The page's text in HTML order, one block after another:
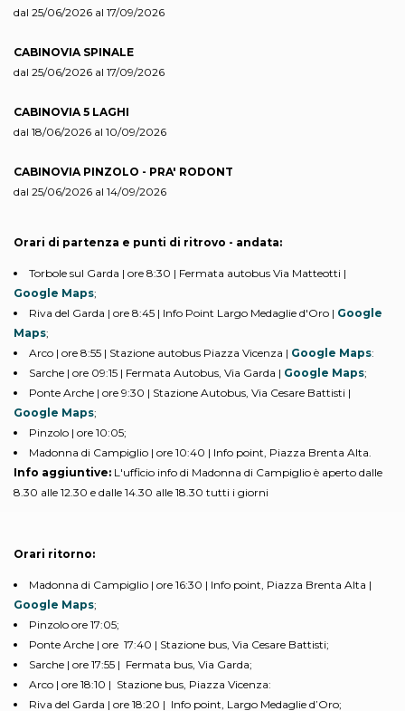
dal 25/06/2026 al 17/09/2026
CABINOVIA SPINALE
dal 25/06/2026 al 17/09/2026
CABINOVIA 5 LAGHI
dal 18/06/2026 al 10/09/2026
CABINOVIA PINZOLO - PRA' RODONT
dal 25/06/2026 al 14/09/2026
Orari di partenza e punti di ritrovo - andata:
Torbole sul Garda | ore 8:30 | Fermata autobus Via Matteotti |
Google Maps;
Riva del Garda | ore 8:45 | Info Point Largo Medaglie d'Oro | Google
Maps;
Arco | ore 8:55 | Stazione autobus Piazza Vicenza | Google Maps:
Sarche | ore 09:15 | Fermata Autobus, Via Garda | Google Maps;
Ponte Arche | ore 9:30 | Stazione Autobus, Via Cesare Battisti |
Google Maps;
Pinzolo | ore 10:05;
Madonna di Campiglio | ore 10:40 | Info point, Piazza Brenta Alta.
Info aggiuntive: L'ufficio info di Madonna di Campiglio è aperto dalle
8.30 alle 12.30 e dalle 14.30 alle 18.30 tutti i giorni
Orari ritorno:
Madonna di Campiglio | ore 16:30 | Info point, Piazza Brenta Alta |
Google Maps;
Pinzolo ore 17:05;
Ponte Arche | ore 17:40 | Stazione bus, Via Cesare Battisti;
Sarche | ore 17:55 | Fermata bus, Via Garda;
Arco | ore 18:10 | Stazione bus, Piazza Vicenza:
Riva del Garda | ore 18:20 | Info point, Largo Medaglie d’Oro;